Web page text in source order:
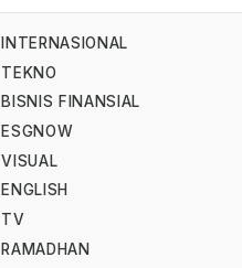
INTERNASIONAL
TEKNO
BISNIS FINANSIAL
ESGNOW
VISUAL
ENGLISH
TV
RAMADHAN